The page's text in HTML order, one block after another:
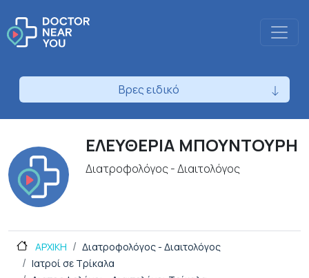
Βρες ειδικό
ΕΛΕΥΘΕΡΙΑ ΜΠΟΥΝΤΟΥΡΗ
Διατροφολόγος - Διαιτολόγος
ΑΡΧΙΚΗ
Διατροφολόγος - Διαιτολόγος
Ιατροί σε Τρίκαλα